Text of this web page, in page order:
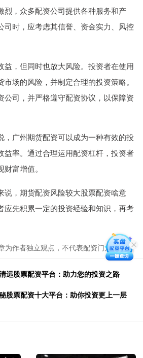
烈，众多配资公司提供各种服务和产
司时，应考虑其信誉、资金实力、风控
益，但同时也放大风险。投资者在使用
场的风险，并制定合理的投资策略。
公司，并严格遵守配资协议，以保障资
，广州期货配资可以成为一种有效的投
益率。通过合理运用配资杠杆，投资者
富增值。
说，期货配资风险较大股票配资啥意
应先积累一定的投资经验和知识，再考
为作者独立观点，不代表配资门户网观点
远股票配资平台：助力您的投资之路
股票配资十大平台：助你投资更上一层